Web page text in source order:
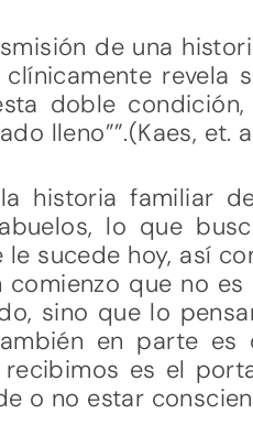
de una
revela
doble
lleno””.(Kaes, et.
historia familiar
lo que
sucede hoy, así
comienzo que no
sino que lo
en parte
es el
o no estar